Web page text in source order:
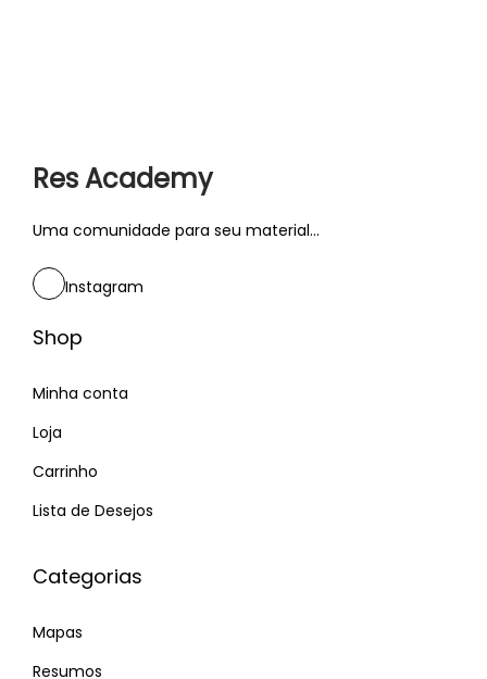
Res Academy
Uma comunidade para seu material...
Instagram
Shop
Minha conta
Loja
Carrinho
Lista de Desejos
Categorias
Mapas
Resumos